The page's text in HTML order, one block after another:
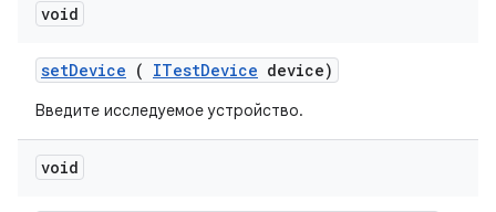
void
setDevice ( ITestDevice device)
Введите исследуемое устройство.
void